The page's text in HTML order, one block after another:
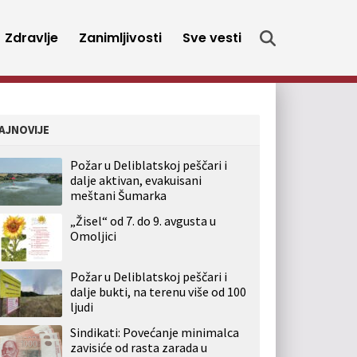
Zdravlje Zanimljivosti Sve vesti
Požar u Deliblatskoj peščari i
dalje aktivan, evakuisani
meštani Šumarka
„Žisel“ od 7. do 9. avgusta u
Omoljici
Požar u Deliblatskoj peščari i
dalje bukti, na terenu više od 100
ljudi
Sindikati: Povećanje minimalca
zavisiće od rasta zarada u